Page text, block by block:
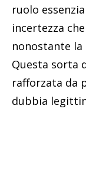
ruolo
incertezza
nonostante la
Questa sorta
rafforzata da
dubbia